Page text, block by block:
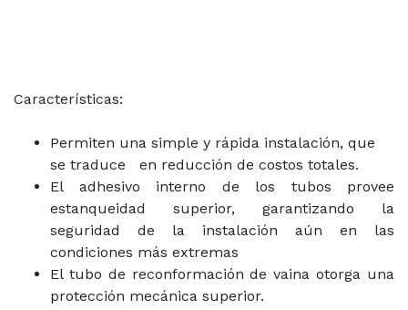
Características:
Permiten una simple y rápida instalación, que
se traduce en reducción de costos totales.
El adhesivo interno de los tubos provee
estanqueidad superior, garantizando la
seguridad de la instalación aún en las
condiciones más extremas
El tubo de reconformación de vaina otorga una
protección mecánica superior.